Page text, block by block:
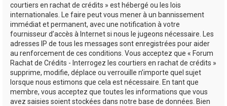
courtiers en rachat de crédits » est hébergé ou les lois
internationales. Le faire peut vous mener à un bannissement
immédiat et permanent, avec une notification à votre
fournisseur d’accès à Internet si nous le jugeons nécessaire. Les
adresses IP de tous les messages sont enregistrées pour aider
au renforcement de ces conditions. Vous acceptez que « Forum
Rachat de Crédits - Interrogez les courtiers en rachat de crédits »
supprime, modifie, déplace ou verrouille n’importe quel sujet
lorsque nous estimons que cela est nécessaire. En tant que
membre, vous acceptez que toutes les informations que vous
avez saisies soient stockées dans notre base de données. Bien